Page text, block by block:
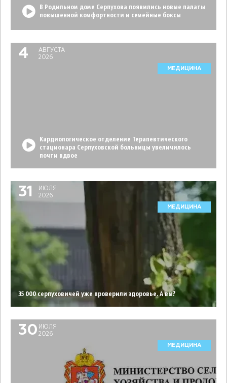
В Родильном доме Серпухова появились новые палаты
повышенной комфортности и семейные боксы
4
АВГУСТА
2026
МЕДИЦИНА
Кардиологическое отделение Терапевтического
стационара Серпуховской больницы увеличилось
почти вдвое
31
ИЮЛЯ
2026
МЕДИЦИНА
35 000 серпуховичей уже проверили здоровье. А вы?
30 ИЮЛЯ
2026
МЕДИЦИНА